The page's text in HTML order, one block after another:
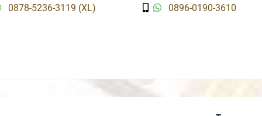
0878-5236-3119 (XL)
0896-0190-3610